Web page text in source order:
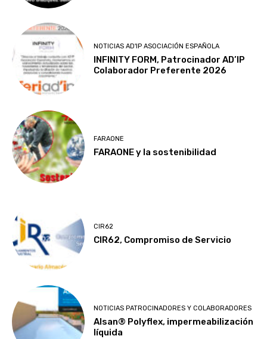
NOTICIAS AD'IP ASOCIACIÓN ESPAÑOLA
INFINITY FORM, Patrocinador AD’IP
Colaborador Preferente 2026
FARAONE
FARAONE y la sostenibilidad
CIR62
CIR62, Compromiso de Servicio
NOTICIAS PATROCINADORES Y COLABORADORES
Alsan® Polyflex, impermeabilización
líquida